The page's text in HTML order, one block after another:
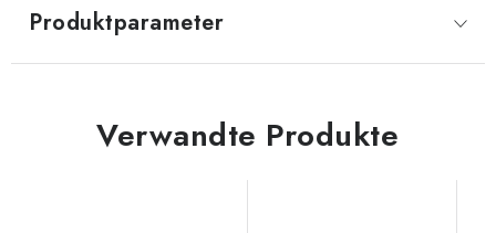
Produktparameter
Verwandte Produkte